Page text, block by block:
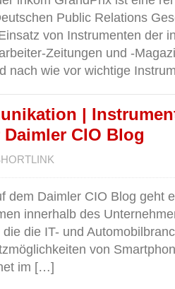
Public Relations
von Instrumenten der
Zeitungen und -
nach wie vor wichtige
|
CIO Blog
dem Daimler CIO Blog geht
innerhalb des
die IT- und
von
im […]